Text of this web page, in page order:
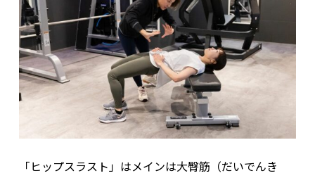
「ヒップスラスト」はメインは大臀筋（だいでんき